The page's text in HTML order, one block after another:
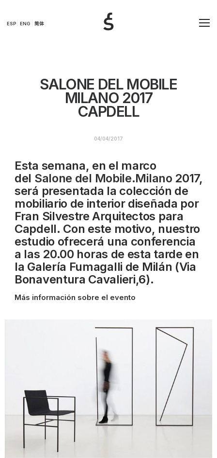
ESP ENG 简体
SALONE DEL MOBILE
MILANO 2017
CAPDELL
04/04/2017
Esta semana, en el marco
del Salone del Mobile.Milano 2017,
será presentada la colección de
mobiliario de interior diseñada por
Fran Silvestre Arquitectos para
Capdell. Con este motivo, nuestro
estudio ofrecerá una conferencia
a las 20.00 horas de esta tarde en
la Galería Fumagalli de Milán (Via
Bonaventura Cavalieri,6).
Más información sobre el evento